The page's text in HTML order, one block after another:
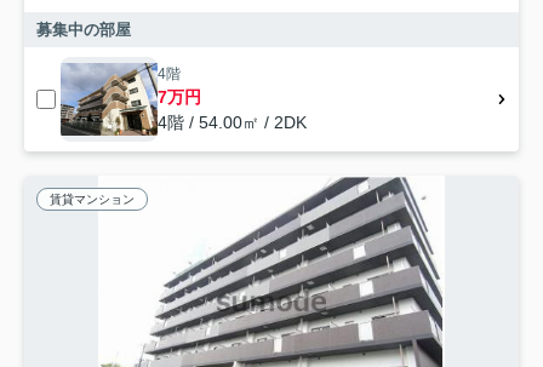
募集中の部屋
4階
7万円
4階 / 54.00㎡ / 2DK
賃貸マンション